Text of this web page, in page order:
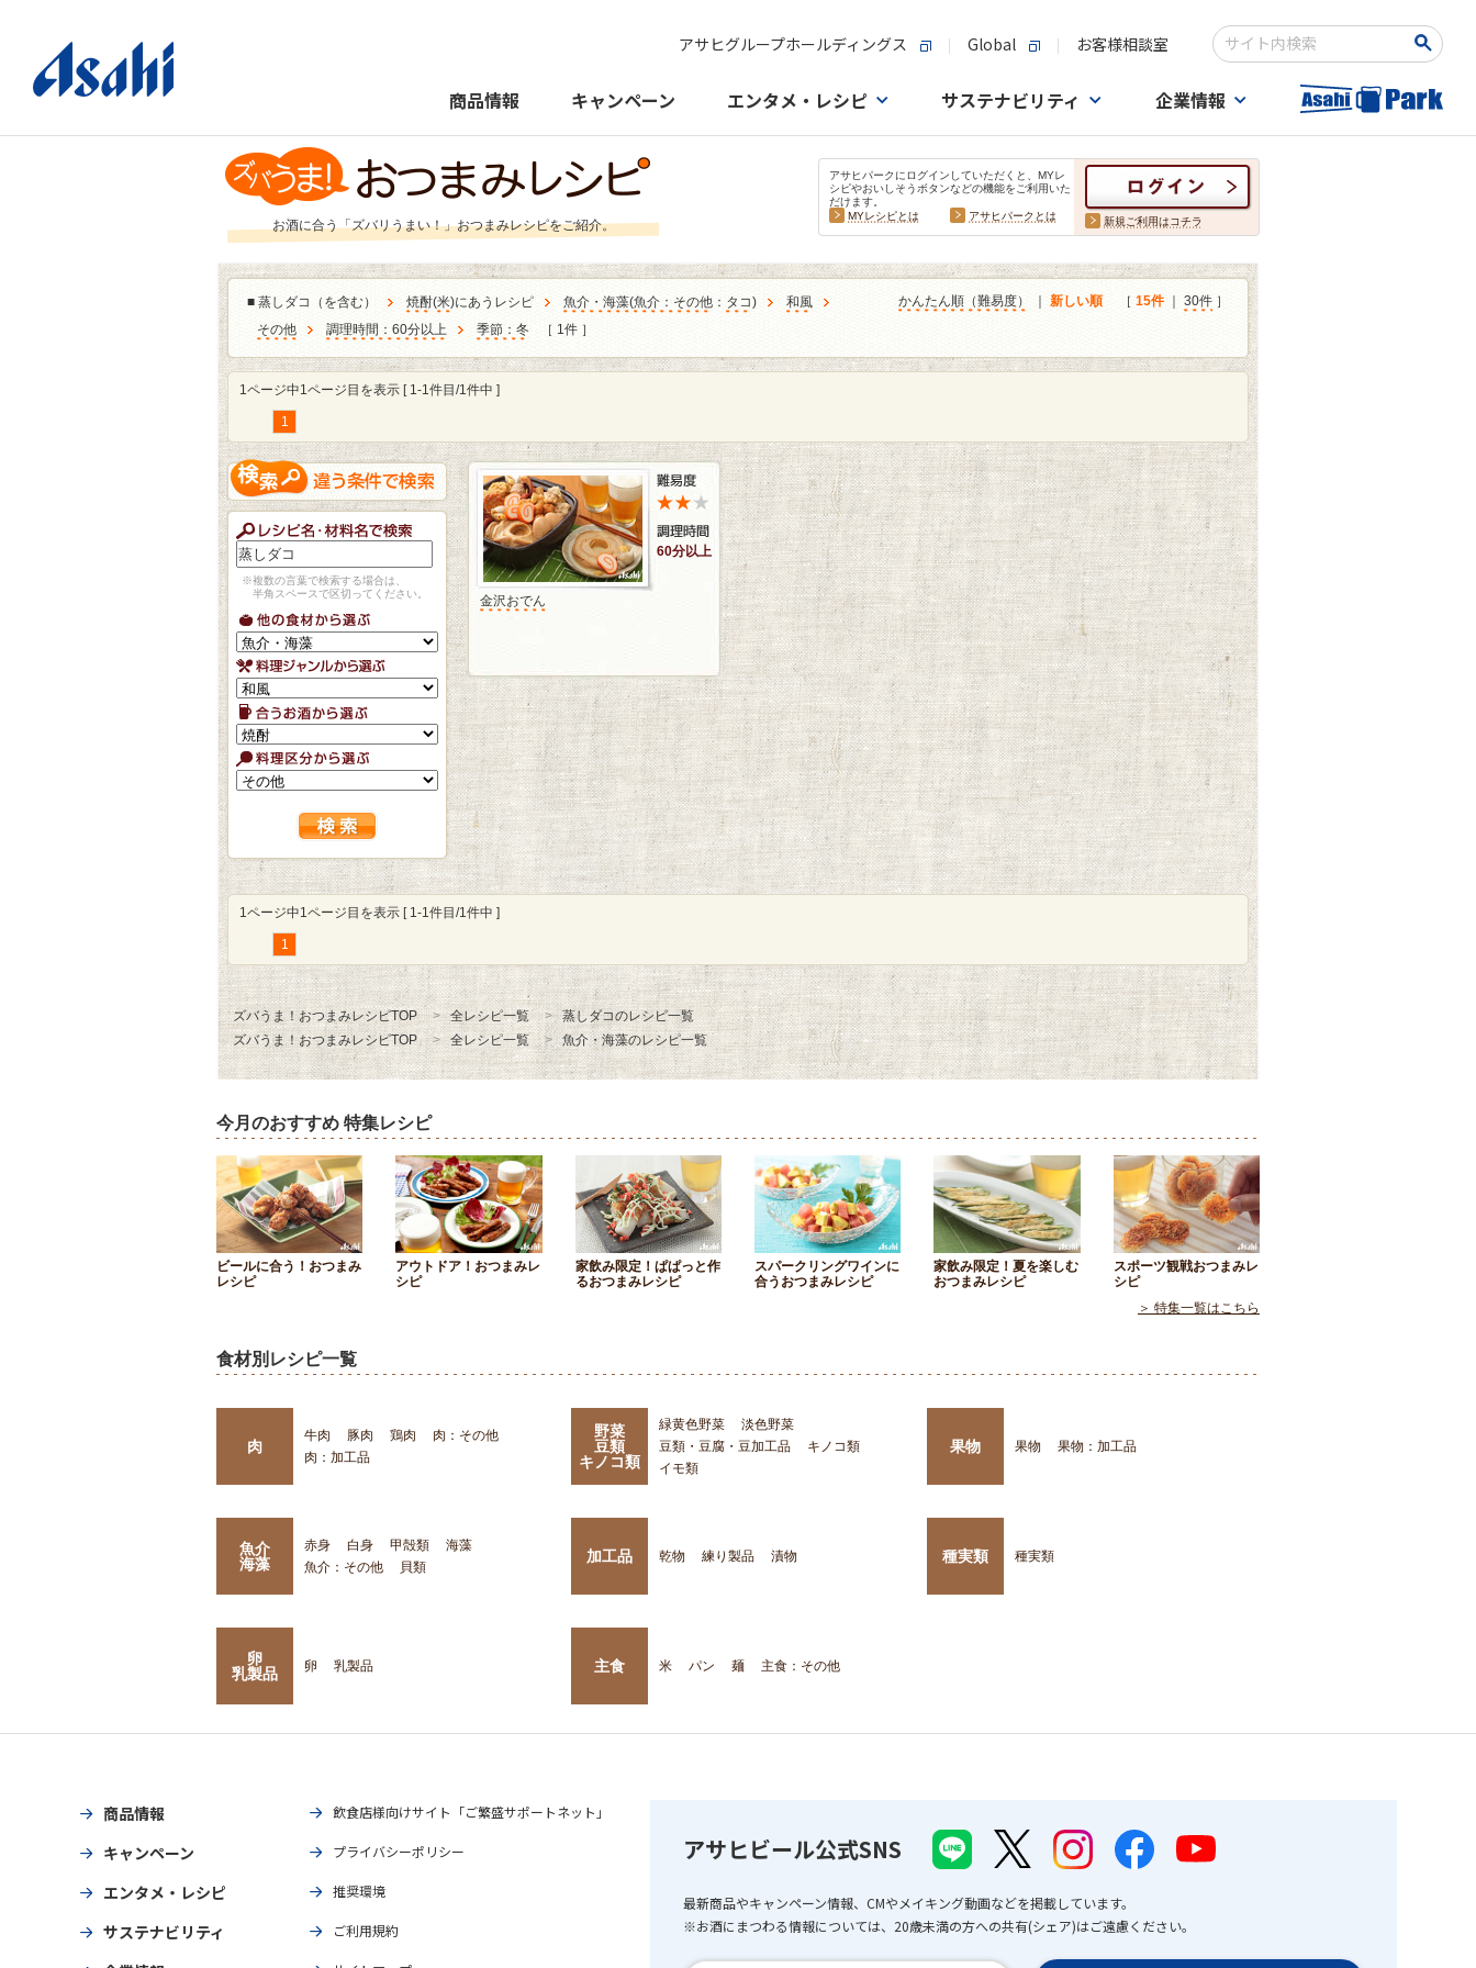
アサヒグループホールディングス Global お客様相談室
検索キーワード入力
商品情報 キャンペーン エンタメ・レシピ サステナビリティ 企業情報
お酒に合う「ズバリうまい！」おつまみレシピをご紹介。
アサヒパークにログインしていただくと、MYレ
シピやおいしそうボタンなどの機能をご利用いた
だけます。
MYレシピとは
アサヒパークとは 新規ご利用はコチラ
■ 蒸しダコ（を含む） 焼酎(米)にあうレシピ 魚介・海藻(魚介：その他 ： タコ)
和風
その他
調理時間：60分以上 季節：冬 ［ 1件 ］
かんたん順（難易度） 新しい順 ［ 15件｜ 30件 ］
1ページ中1ページ目を表示 [ 1-1件目/1件中 ]
1
※複数の言葉で検索する場合は、
半角スペースで区切ってください。
60分以上
金沢おでん
1ページ中1ページ目を表示 [ 1-1件目/1件中 ]
1
ズバうま！おつまみレシピTOP 全レシピ一覧
蒸しダコのレシピ一覧
ズバうま！おつまみレシピTOP
全レシピ一覧 魚介・海藻のレシピ一覧
今月のおすすめ 特集レシピ
ビールに合う！おつまみ
レシピ
アウトドア！おつまみレ
シピ
家飲み限定！ぱぱっと作
るおつまみレシピ
スパークリングワインに
合うおつまみレシピ
家飲み限定！夏を楽しむ
おつまみレシピ
スポーツ観戦おつまみレ
シピ
＞ 特集一覧はこちら
食材別レシピ一覧
肉
牛肉 豚肉 鶏肉
肉：その他
肉：加工品
野菜
豆類
キノコ類
緑黄色野菜
淡色野菜
豆類・豆腐・豆加工品
キノコ類
イモ類
果物 果物 果物：加工品
魚介
海藻
赤身 白身 甲殻類
海藻
魚介：その他
貝類
加工品 乾物 練り製品 漬物 種実類 種実類
卵
乳製品
卵 乳製品 主食 米 パン 麺 主食：その他
商品情報
キャンペーン
エンタメ・レシピ
サステナビリティ
飲食店様向けサイト「ご繁盛サポートネット」
プライバシーポリシー
推奨環境
ご利用規約
アサヒビール公式SNS
最新商品やキャンペーン情報、CMやメイキング動画などを掲載しています。
※お酒にまつわる情報については、20歳未満の方への共有(シェア)はご遠慮ください。